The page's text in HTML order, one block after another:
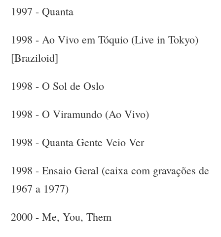
1997 - Quanta
1998 - Ao Vivo em Tóquio (Live in Tokyo)
[Braziloid]
1998 - O Sol de Oslo
1998 - O Viramundo (Ao Vivo)
1998 - Quanta Gente Veio Ver
1998 - Ensaio Geral (caixa com gravações de
1967 a 1977)
2000 - Me, You, Them